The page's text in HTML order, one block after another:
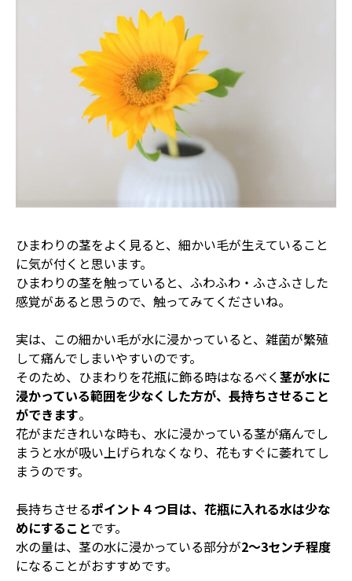
ひまわりの茎をよく見ると、細かい毛が生えていること
に気が付くと思います。
ひまわりの茎を触っていると、ふわふわ・ふさふさした
感覚があると思うので、触ってみてくださいね。
実は、この細かい毛が水に浸かっていると、雑菌が繁殖
して痛んでしまいやすいのです。
そのため、ひまわりを花瓶に飾る時はなるべく茎が水に
浸かっている範囲を少なくした方が、長持ちさせること
ができます。
花がまだきれいな時も、水に浸かっている茎が痛んでし
まうと水が吸い上げられなくなり、花もすぐに萎れてし
まうのです。
長持ちさせるポイント４つ目は、花瓶に入れる水は少な
めにすることです。
水の量は、茎の水に浸かっている部分が2～3センチ程度
になることがおすすめです。